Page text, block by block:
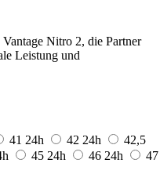
Nitro 2, die Partner
Leistung und
41 24h 42 24h
42,5
45 24h 46 24h
47